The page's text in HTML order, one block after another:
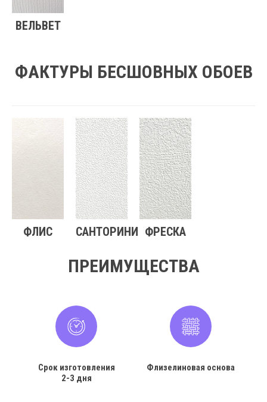
ВЕЛЬВЕТ
ФАКТУРЫ БЕСШОВНЫХ ОБОЕВ
ФЛИС САНТОРИНИ ФРЕСКА
ПРЕИМУЩЕСТВА
Срок изготовления
2-3 дня
Флизелиновая основа